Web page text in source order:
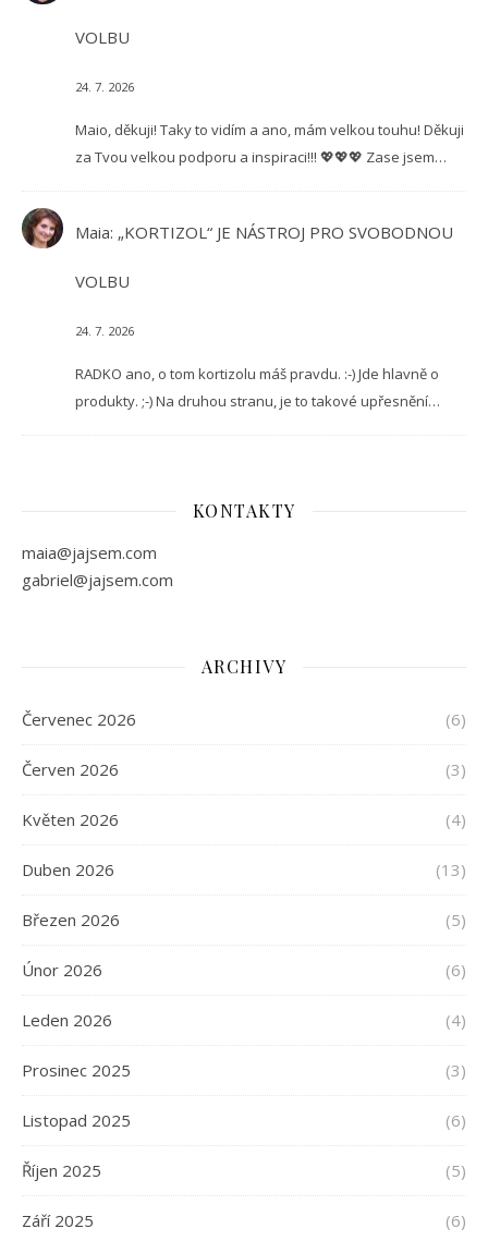
VOLBU
24. 7. 2026
Maio, děkuji! Taky to vidím a ano, mám velkou touhu! Děkuji
za Tvou velkou podporu a inspiraci!!! 💖💖💖 Zase jsem…
Maia: „KORTIZOL“ JE NÁSTROJ PRO SVOBODNOU
VOLBU
24. 7. 2026
RADKO ano, o tom kortizolu máš pravdu. :-) Jde hlavně o
produkty. ;-) Na druhou stranu, je to takové upřesnění…
KONTAKTY
maia@jajsem.com
gabriel@jajsem.com
ARCHIVY
Červenec 2026 (6)
Červen 2026 (3)
Květen 2026 (4)
Duben 2026 (13)
Březen 2026 (5)
Únor 2026 (6)
Leden 2026 (4)
Prosinec 2025 (3)
Listopad 2025 (6)
Říjen 2025 (5)
Září 2025 (6)